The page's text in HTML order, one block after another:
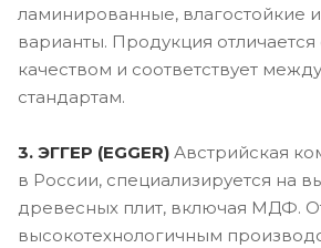
ламинированные, влагостойкие
варианты. Продукция
качеством и соответствует
стандартам.
3. ЭГГЕР (EGGER) Австрийская
в России, специализируется на
древесных плит, включая МДФ.
высокотехнологичным